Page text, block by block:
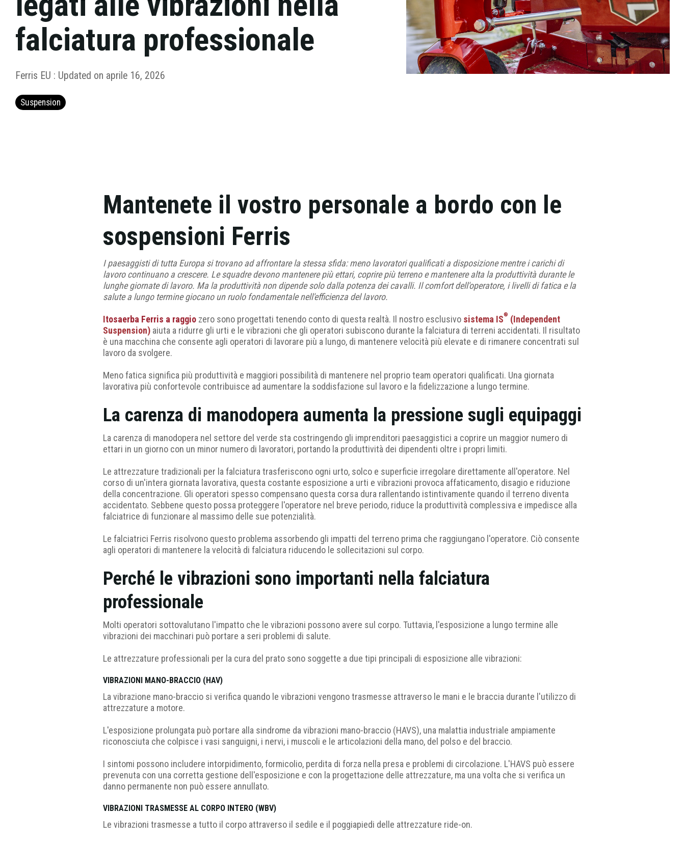
falciatura professionale
Ferris EU : Updated on aprile 16, 2026
Suspension
Mantenete il vostro personale a bordo con le
sospensioni Ferris
I paesaggisti di tutta Europa si trovano ad affrontare la stessa sfida: meno lavoratori qualificati a disposizione mentre i carichi di
lavoro continuano a crescere. Le squadre devono mantenere più ettari, coprire più terreno e mantenere alta la produttività durante le
lunghe giornate di lavoro. Ma la produttività non dipende solo dalla potenza dei cavalli. Il comfort dell'operatore, i livelli di fatica e la
salute a lungo termine giocano un ruolo fondamentale nell'efficienza del lavoro.
Itosaerba Ferris a raggio zero sono progettati tenendo conto di questa realtà. Il nostro esclusivo sistema IS® (Independent
Suspension) aiuta a ridurre gli urti e le vibrazioni che gli operatori subiscono durante la falciatura di terreni accidentati. Il risultato
è una macchina che consente agli operatori di lavorare più a lungo, di mantenere velocità più elevate e di rimanere concentrati sul
lavoro da svolgere.
Meno fatica significa più produttività e maggiori possibilità di mantenere nel proprio team operatori qualificati. Una giornata
lavorativa più confortevole contribuisce ad aumentare la soddisfazione sul lavoro e la fidelizzazione a lungo termine.
La carenza di manodopera aumenta la pressione sugli equipaggi
La carenza di manodopera nel settore del verde sta costringendo gli imprenditori paesaggistici a coprire un maggior numero di
ettari in un giorno con un minor numero di lavoratori, portando la produttività dei dipendenti oltre i propri limiti.
Le attrezzature tradizionali per la falciatura trasferiscono ogni urto, solco e superficie irregolare direttamente all'operatore. Nel
corso di un'intera giornata lavorativa, questa costante esposizione a urti e vibrazioni provoca affaticamento, disagio e riduzione
della concentrazione. Gli operatori spesso compensano questa corsa dura rallentando istintivamente quando il terreno diventa
accidentato. Sebbene questo possa proteggere l'operatore nel breve periodo, riduce la produttività complessiva e impedisce alla
falciatrice di funzionare al massimo delle sue potenzialità.
Le falciatrici Ferris risolvono questo problema assorbendo gli impatti del terreno prima che raggiungano l'operatore. Ciò consente
agli operatori di mantenere la velocità di falciatura riducendo le sollecitazioni sul corpo.
Perché le vibrazioni sono importanti nella falciatura
professionale
Molti operatori sottovalutano l'impatto che le vibrazioni possono avere sul corpo. Tuttavia, l'esposizione a lungo termine alle
vibrazioni dei macchinari può portare a seri problemi di salute.
Le attrezzature professionali per la cura del prato sono soggette a due tipi principali di esposizione alle vibrazioni:
VIBRAZIONI MANO-BRACCIO (HAV)
La vibrazione mano-braccio si verifica quando le vibrazioni vengono trasmesse attraverso le mani e le braccia durante l'utilizzo di
attrezzature a motore.
L'esposizione prolungata può portare alla sindrome da vibrazioni mano-braccio (HAVS), una malattia industriale ampiamente
riconosciuta che colpisce i vasi sanguigni, i nervi, i muscoli e le articolazioni della mano, del polso e del braccio.
I sintomi possono includere intorpidimento, formicolio, perdita di forza nella presa e problemi di circolazione. L'HAVS può essere
prevenuta con una corretta gestione dell'esposizione e con la progettazione delle attrezzature, ma una volta che si verifica un
danno permanente non può essere annullato.
VIBRAZIONI TRASMESSE AL CORPO INTERO (WBV)
Le vibrazioni trasmesse a tutto il corpo attraverso il sedile e il poggiapiedi delle attrezzature ride-on.